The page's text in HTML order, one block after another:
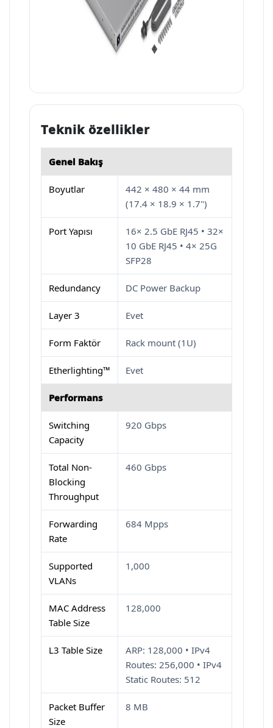
Teknik özellikler
Genel Bakış
Boyutlar
442 × 480 × 44 mm
(17.4 × 18.9 × 1.7")
Port Yapısı
16× 2.5 GbE RJ45 • 32×
10 GbE RJ45 • 4× 25G
SFP28
Redundancy DC Power Backup
Layer 3 Evet
Form Faktör Rack mount (1U)
Etherlighting™ Evet
Performans
Switching
Capacity
920 Gbps
Total Non-
Blocking
Throughput
460 Gbps
Forwarding
Rate
684 Mpps
Supported
VLANs
1,000
MAC Address
Table Size
128,000
L3 Table Size
ARP: 128,000 • IPv4
Routes: 256,000 • IPv4
Static Routes: 512
Packet Buffer
Size
8 MB